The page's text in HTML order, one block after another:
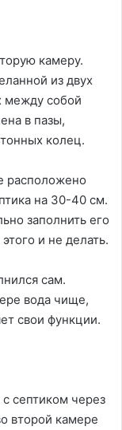
камеру.
из двух
между собой
в пазы,
колец.
расположено
на 30-40 см.
заполнить его
и не делать.
сам.
вода чище,
свои функции.
септиком через
второй камере